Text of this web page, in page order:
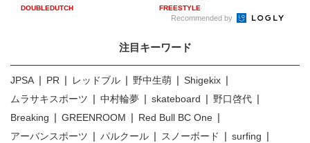
DOUBLEDUTCH FREESTYLE
Recommended by
注目キーワード
JPSA PR レッドブル 野中生萌
Shigekix
ムラサキスポーツ
中村輪夢 skateboard
野口啓代
Breaking
GREENROOM
Red Bull BC One
アーバンスポーツ
パルクール スノーボード
surfing